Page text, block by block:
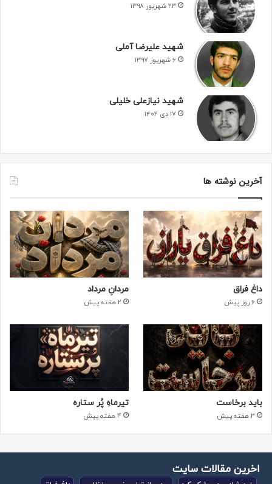
۲۳ شهریور ۱۳۹۸
شهید علیرضا آملی
۶ شهریور ۱۳۹۷
شهید نیازعلی خلیلی
۱۷ دی ۱۴۰۲
آخرین نوشته ها
داغ فراق
6 روز پیش
مردانِ مرداد
2 هفته پیش
باید برخاست
3 هفته پیش
تیرماهِ پُر ستاره
4 هفته پیش
اخرین مقالات سایت